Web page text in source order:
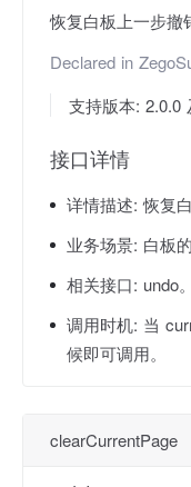
恢复白板上一步撤
Declared in
支持版本: 2.0.0
接口详情
详情描述:恢复
业务场景: 白板
相关接口: undo。
调用时机: 当
候即可调用。
clearCurrentPage